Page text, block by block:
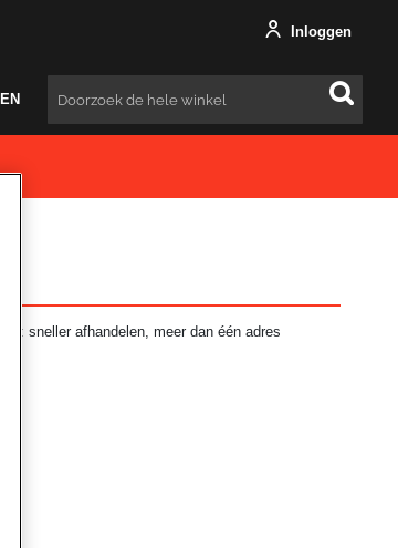
Inloggen
Zoeken
sneller afhandelen, meer dan één adres